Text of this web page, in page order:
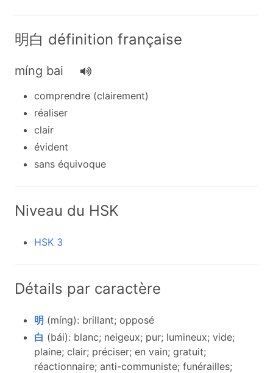
明白 définition française
míng bai
comprendre (clairement)
réaliser
clair
évident
sans équivoque
Niveau du HSK
HSK 3
Détails par caractère
明 (míng): brillant; opposé
白 (bái): blanc; neigeux; pur; lumineux; vide;
plaine; clair; préciser; en vain; gratuit;
réactionnaire; anti-communiste; funérailles;